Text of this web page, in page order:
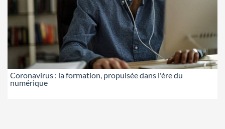
Coronavirus : la formation, propulsée dans l'ère du
numérique